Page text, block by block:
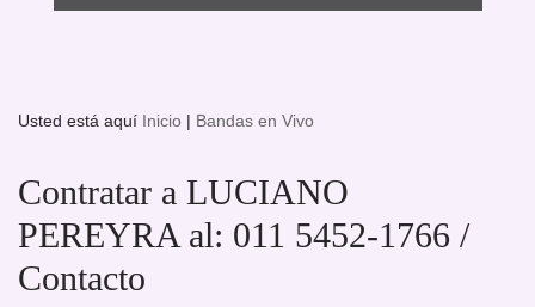
Usted está aquí Inicio | Bandas en Vivo
Contratar a LUCIANO
PEREYRA al: 011 5452-1766 /
Contacto